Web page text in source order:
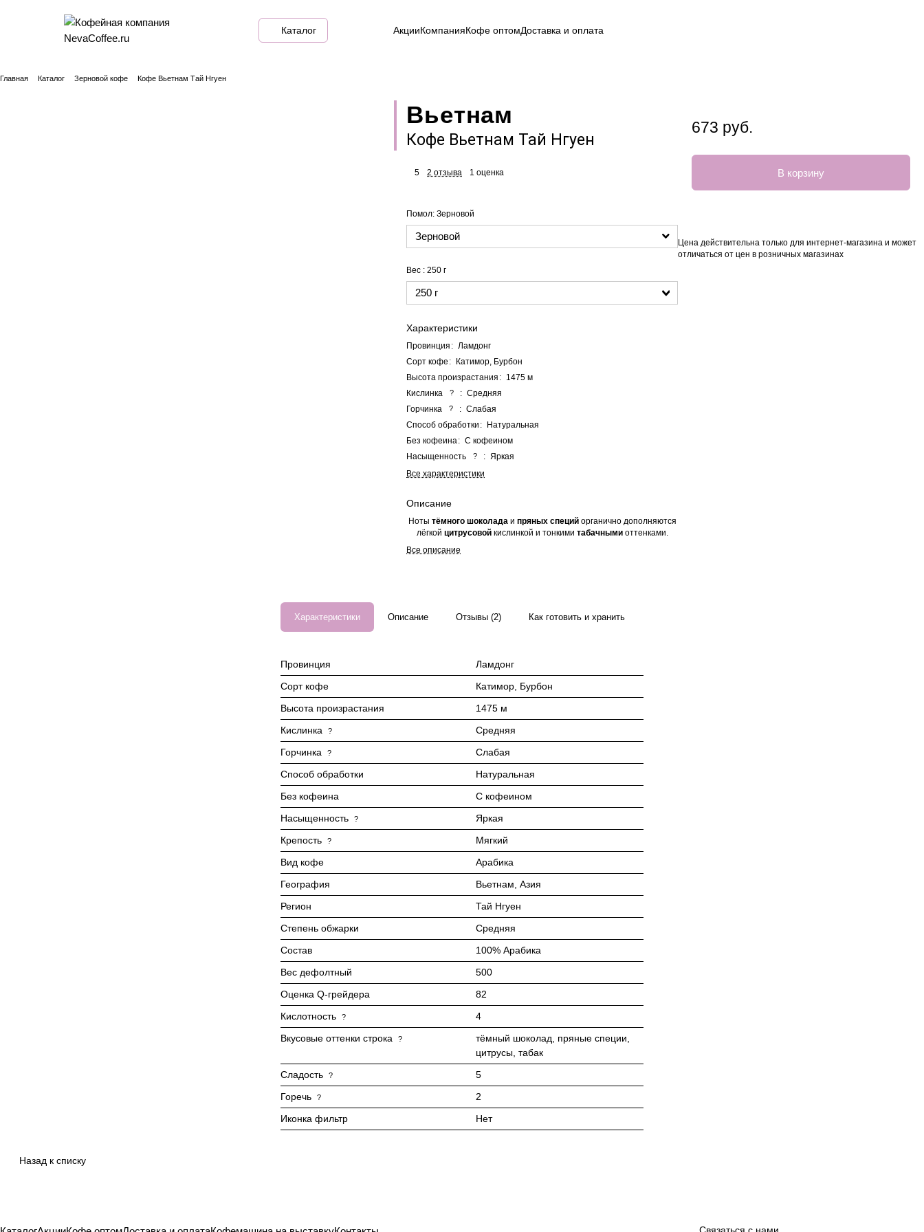
Каталог АкцииКомпанияКофе оптомДоставка и оплата
Главная Каталог Зерновой кофе Кофе Вьетнам Тай Нгуен
Вьетнам
Кофе Вьетнам Тай Нгуен
5 2 отзыва 1 оценка
Помол:Зерновой
Зерновой
Вес :250 г
250 г
Характеристики
Провинция: Ламдонг
Сорт кофе:
Катимор, Бурбон
Высота произрастания: 1475 м
Кислинка
? : Средняя
Горчинка
? : Слабая
Способ обработки:
Натуральная
Без кофеина: С кофеином
Насыщенность
? : Яркая
Все характеристики
Описание
Ноты тёмного шоколадаи пряных специйорганично дополняются
лёгкой цитрусовой кислинкой и тонкими табачнымиоттенками.
Все описание
673 руб.
В корзину
Цена действительна только для интернет-магазина и может
отличаться от цен в розничных магазинах
Характеристики Описание Отзывы (2) Как готовить и хранить
Провинция
Ламдонг
Сорт кофе
Катимор, Бурбон
Высота произрастания
1475 м
Кислинка
?
Средняя
Горчинка
?
Слабая
Способ обработки
Натуральная
Без кофеина
С кофеином
Насыщенность
?
Яркая
Крепость
?
Мягкий
Вид кофе
Арабика
География
Вьетнам, Азия
Регион
Тай Нгуен
Степень обжарки
Средняя
Состав
100% Арабика
Вес дефолтный
500
Оценка Q-грейдера
82
Кислотность
?
4
Вкусовые оттенки строка
?
тёмный шоколад, пряные специи,
цитрусы, табак
Сладость
?
5
Горечь
?
2
Иконка фильтр
Нет
Назад к списку